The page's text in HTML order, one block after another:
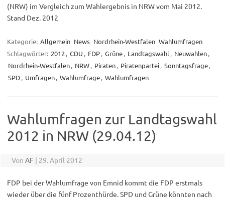
(NRW) im Vergleich zum Wahlergebnis in NRW vom Mai 2012.
Stand Dez. 2012
Kategorie: Allgemein News Nordrhein-Westfalen Wahlumfragen
Schlagwörter: 2012 , CDU , FDP, Grüne, Landtagswahl , Neuwahlen,
Nordrhein-Westfalen, NRW, Piraten, Piratenpartei, Sonntagsfrage,
SPD, Umfragen, Wahlumfrage, Wahlumfragen
Wahlumfragen zur Landtagswahl
2012 in NRW (29.04.12)
Von AF | 29. April 2012
FDP bei der Wahlumfrage von Emnid kommt die FDP erstmals
wieder über die fünf Prozenthürde. SPD und Grüne könnten nach